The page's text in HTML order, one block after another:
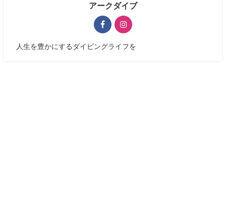
アークダイブ
人生を豊かにするダイビングライフを